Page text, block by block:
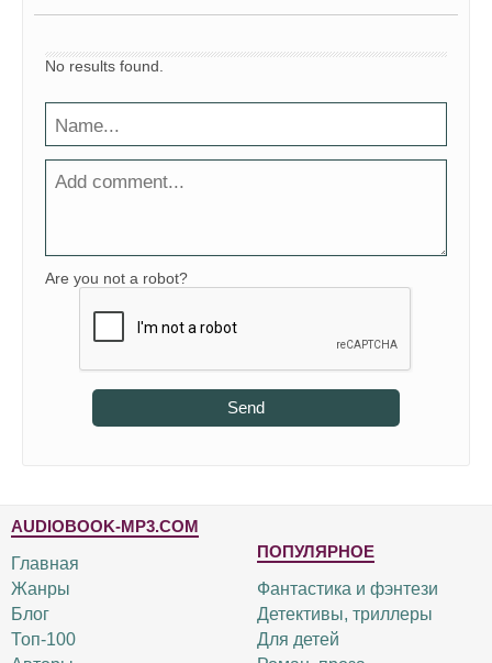
No results found.
Are you not a robot?
Send
AUDIOBOOK-MP3.COM
Главная
Жанры
Блог
Топ-100
ПОПУЛЯРНОЕ
Фантастика и фэнтези
Детективы, триллеры
Для детей